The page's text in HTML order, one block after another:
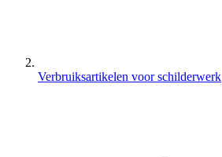
Verbruiksartikelen voor schilderwerk